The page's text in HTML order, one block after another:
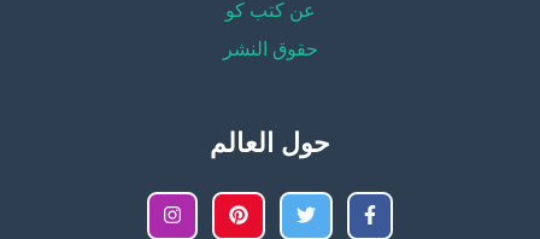
عن كتب كو
حقوق النشر
حول العالم